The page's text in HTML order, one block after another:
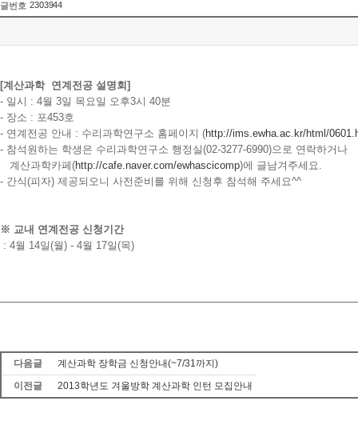
글번호 2303944
[계산과학 연계전공 설명회]
- 일시 : 4월 3일 목요일 오후3시 40분
- 장소 : 포453호
- 연계전공 안내 : 수리과학연구소 홈페이지 (http://ims.ewha.ac.kr/html/
- 참석원하는 학생은 수리과학연구소 행정실(02-3277-6990)으로 연락하거나
계산과학카페(http://cafe.naver.com/ewhascicomp)에 글남겨주세요.
- 간식(피자) 제공되오니 사전준비를 위해 신청후 참석해 주세요^^
※ 교내 연계전공 신청기간
: 4월 14일(월) - 4월 17일(목)
다음글
계산과학 장학금 신청안내(~7/31까지)
이전글
2013학년도 겨울방학 계산과학 인턴 모집안내